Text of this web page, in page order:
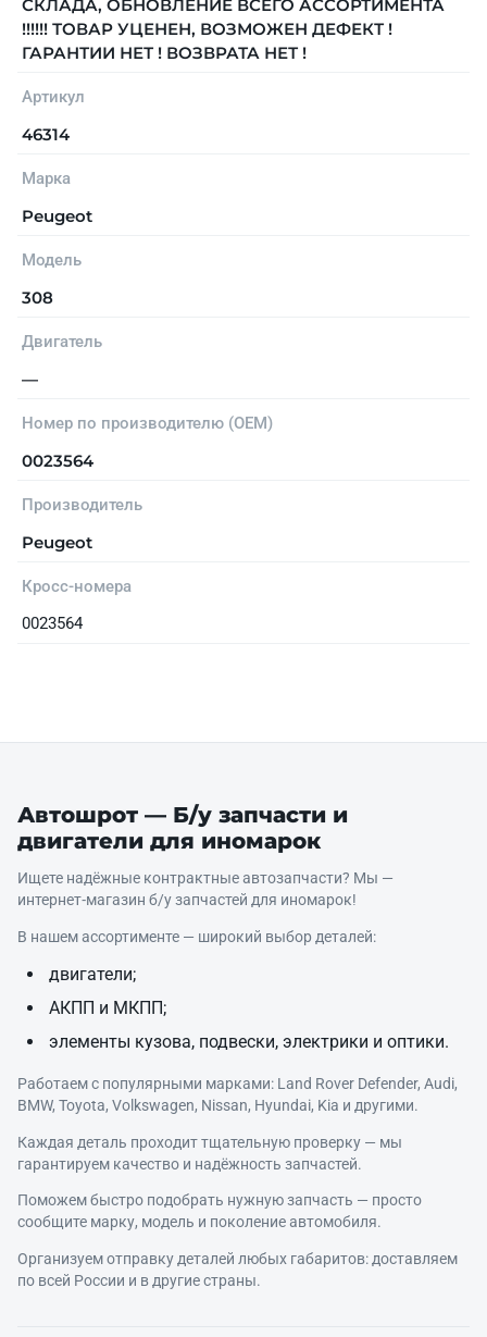
СКЛАДА, ОБНОВЛЕНИЕ ВСЕГО АССОРТИМЕНТА
!!!!!! ТОВАР УЦЕНЕН, ВОЗМОЖЕН ДЕФЕКТ !
ГАРАНТИИ НЕТ ! ВОЗВРАТА НЕТ !
Артикул
46314
Марка
Peugeot
Модель
308
Двигатель
—
Номер по производителю (OEM)
0023564
Производитель
Peugeot
Кросс-номера
0023564
Автошрот — Б/у запчасти и
двигатели для иномарок
Ищете надёжные контрактные автозапчасти? Мы —
интернет‑магазин б/у запчастей для иномарок!
В нашем ассортименте — широкий выбор деталей:
двигатели;
АКПП и МКПП;
элементы кузова, подвески, электрики и оптики.
Работаем с популярными марками: Land Rover Defender, Audi,
BMW, Toyota, Volkswagen, Nissan, Hyundai, Kia и другими.
Каждая деталь проходит тщательную проверку — мы
гарантируем качество и надёжность запчастей.
Поможем быстро подобрать нужную запчасть — просто
сообщите марку, модель и поколение автомобиля.
Организуем отправку деталей любых габаритов: доставляем
по всей России и в другие страны.